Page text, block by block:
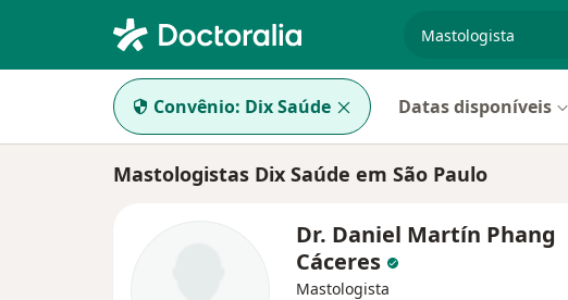
Convênio: Dix Saúde Datas disponíveis
Mastologistas Dix Saúde em São Paulo
Dr. Daniel Martín Phang
Cáceres
Mastologista